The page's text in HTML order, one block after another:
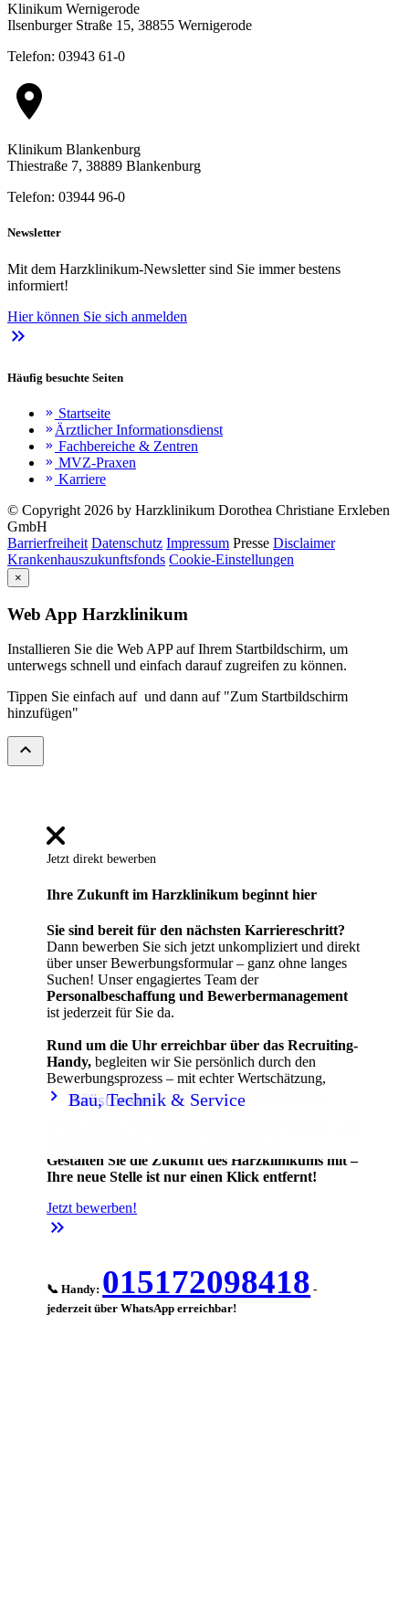
keyboard_arrow_right Pflege
keyboard_arrow_right Management & IT
keyboard_arrow_right Labor
keyboard_arrow_right Radiologie
keyboard_arrow_right OP
keyboard_arrow_right Anästhesie
keyboard_arrow_right Bau, Technik & Service
Klinikum Wernigerode
Ilsenburger Straße 15, 38855 Wernigerode
Telefon: 03943 61-0
location_on
Klinikum Blankenburg
Thiestraße 7, 38889 Blankenburg
Telefon: 03944 96-0
Newsletter
Mit dem Harzklinikum-Newsletter sind Sie immer bestens
informiert!
Hier können Sie sich anmelden
keyboard_double_arrow_right
Häufig besuchte Seiten
keyboard_double_arrow_right Startseite
keyboard_double_arrow_right Ärztlicher Informationsdienst
keyboard_double_arrow_right Fachbereiche & Zentren
keyboard_double_arrow_right MVZ-Praxen
keyboard_double_arrow_right Karriere
© Copyright 2026 by Harzklinikum Dorothea Christiane Erxleben
GmbH
Barrierfreiheit Datenschutz Impressum Presse Disclaimer
Krankenhauszukunftsfonds Cookie-Einstellungen
×
Web App Harzklinikum
Installieren Sie die Web APP auf Ihrem Startbildschirm, um
unterwegs schnell und einfach darauf zugreifen zu können.
Tippen Sie einfach auf und dann auf "Zum Startbildschirm
hinzufügen"
expand_less
Jetzt direkt bewerben
Ihre Zukunft im Harzklinikum beginnt hier
Sie sind bereit für den nächsten Karriereschritt?
Dann bewerben Sie sich jetzt unkompliziert und direkt
über unser Bewerbungsformular – ganz ohne langes
Suchen! Unser engagiertes Team der
Personalbeschaffung und Bewerbermanagement
ist jederzeit für Sie da.
Rund um die Uhr erreichbar über das Recruiting-
Handy, begleiten wir Sie persönlich durch den
Bewerbungsprozess – mit echter Wertschätzung,
Verlässlichkeit und offenem Ohr für Ihre Fragen.
Gestalten Sie die Zukunft des Harzklinikums mit –
Ihre neue Stelle ist nur einen Klick entfernt!
Jetzt bewerben!
keyboard_double_arrow_right
📞 Handy: 015172098418 -
jederzeit über WhatsApp erreichbar!